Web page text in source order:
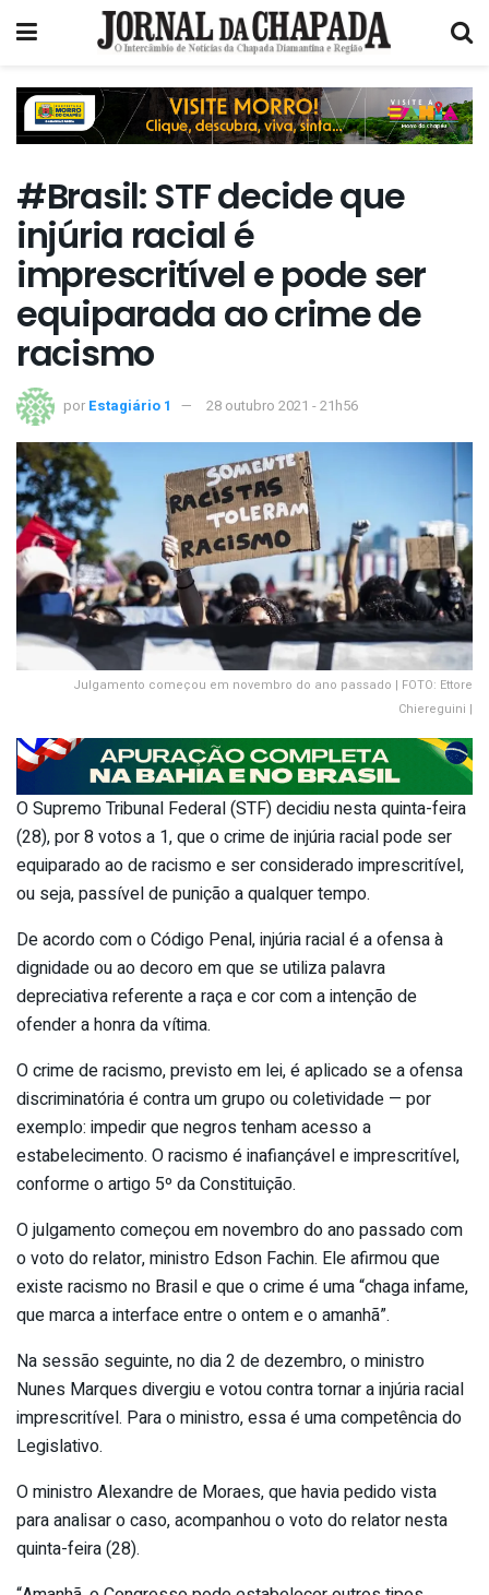
#Brasil: STF decide que
injúria racial é
imprescritível e pode ser
equiparada ao crime de
racismo
por Estagiário 1 28 outubro 2021 - 21h56
Julgamento começou em novembro do ano passado | FOTO: Ettore
Chiereguini |
O Supremo Tribunal Federal (STF) decidiu nesta quinta-feira
(28), por 8 votos a 1, que o crime de injúria racial pode ser
equiparado ao de racismo e ser considerado imprescritível,
ou seja, passível de punição a qualquer tempo.
De acordo com o Código Penal, injúria racial é a ofensa à
dignidade ou ao decoro em que se utiliza palavra
depreciativa referente a raça e cor com a intenção de
ofender a honra da vítima.
O crime de racismo, previsto em lei, é aplicado se a ofensa
discriminatória é contra um grupo ou coletividade — por
exemplo: impedir que negros tenham acesso a
estabelecimento. O racismo é inafiançável e imprescritível,
conforme o artigo 5º da Constituição.
O julgamento começou em novembro do ano passado com
o voto do relator, ministro Edson Fachin. Ele afirmou que
existe racismo no Brasil e que o crime é uma “chaga infame,
que marca a interface entre o ontem e o amanhã”.
Na sessão seguinte, no dia 2 de dezembro, o ministro
Nunes Marques divergiu e votou contra tornar a injúria racial
imprescritível. Para o ministro, essa é uma competência do
Legislativo.
O ministro Alexandre de Moraes, que havia pedido vista
para analisar o caso, acompanhou o voto do relator nesta
quinta-feira (28).